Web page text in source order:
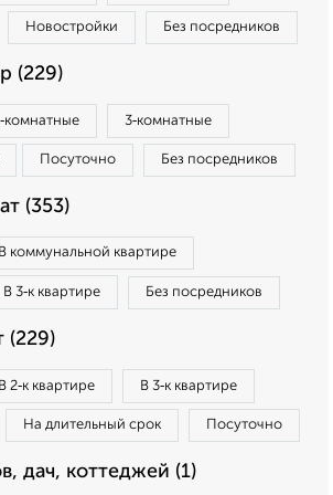
Новостройки Без посредников
(229)
3‑комнатные
Посуточно Без посредников
(353)
В коммунальной квартире
В 3‑к квартире Без посредников
(229)
В 2‑к квартире В 3‑к квартире
На длительный срок Посуточно
дач, коттеджей (1)